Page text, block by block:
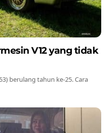
V12 yang tidak
berulang tahun ke-25. Cara